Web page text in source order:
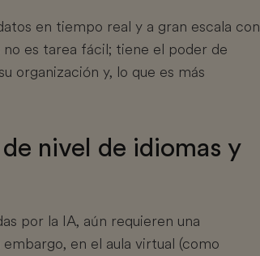
en tiempo real y a gran escala con
es tarea fácil; tiene el poder de
organización y, lo que es más
nivel de idiomas y
por la IA, aún requieren una
en el aula virtual (como